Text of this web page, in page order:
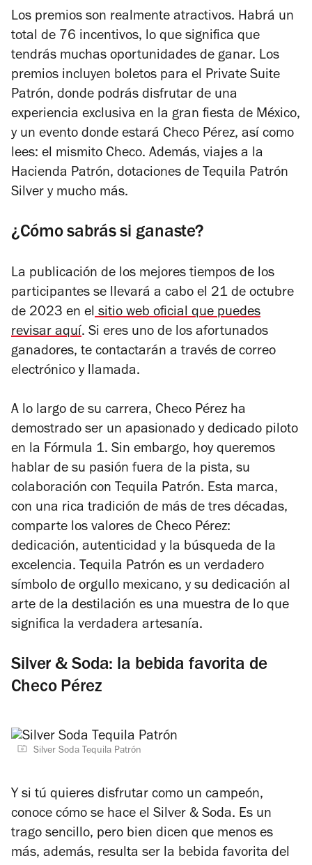
Los premios son realmente atractivos. Habrá un
total de 76 incentivos, lo que significa que
tendrás muchas oportunidades de ganar. Los
premios incluyen boletos para el Private Suite
Patrón, donde podrás disfrutar de una
experiencia exclusiva en la gran fiesta de México,
y un evento donde estará Checo Pérez, así como
lees: el mismito Checo. Además, viajes a la
Hacienda Patrón, dotaciones de Tequila Patrón
Silver y mucho más.
¿Cómo sabrás si ganaste?
La publicación de los mejores tiempos de los
participantes se llevará a cabo el 21 de octubre
de 2023 en elsitio web oficial que puedes
revisar aquí. Si eres uno de los afortunados
ganadores, te contactarán a través de correo
electrónico y llamada.
A lo largo de su carrera, Checo Pérez ha
demostrado ser un apasionado y dedicado piloto
en la Fórmula 1. Sin embargo, hoy queremos
hablar de su pasión fuera de la pista, su
colaboración con Tequila Patrón. Esta marca,
con una rica tradición de más de tres décadas,
comparte los valores de Checo Pérez:
dedicación, autenticidad y la búsqueda de la
excelencia. Tequila Patrón es un verdadero
símbolo de orgullo mexicano, y su dedicación al
arte de la destilación es una muestra de lo que
significa la verdadera artesanía.
Silver & Soda: la bebida favorita de
Checo Pérez
Silver Soda Tequila Patrón
Y si tú quieres disfrutar como un campeón,
conoce cómo se hace el Silver & Soda. Es un
trago sencillo, pero bien dicen que menos es
más, además, resulta ser la bebida favorita del